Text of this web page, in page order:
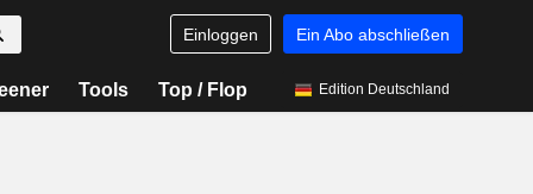
Einloggen Ein Abo abschließen
Tools Top / Flop Edition Deutschland